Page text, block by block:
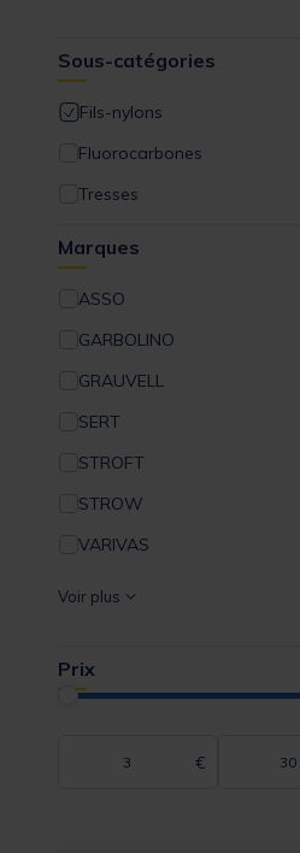
Vêtements et lunettes
Sous-catégories
Fils-nylons
Fluorocarbones
Tresses
Marques
ASSO
GARBOLINO
GRAUVELL
SERT
STROFT
STROW
VARIVAS
X-LINE
Voir plus
Prix
€